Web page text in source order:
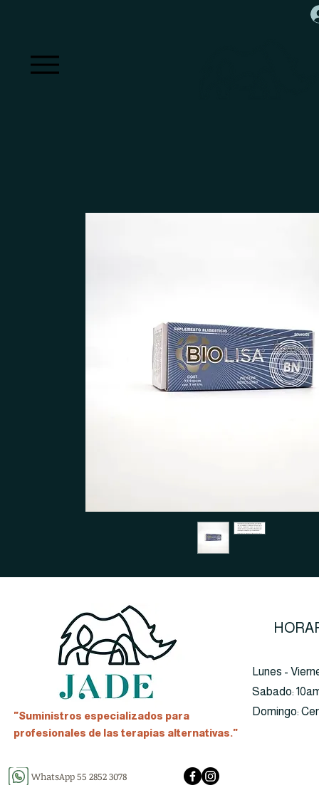
"Suministros especializados para
profesionales de las terapias alternativas."
WhatsApp 55 2852 3078
Lunes -
​​Sabado:
​Domingo: